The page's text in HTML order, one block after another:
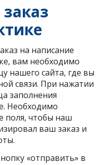
на написание
вам необходимо
нашего сайта, где вы
связи. При нажатии
заполнения
Необходимо
поля, чтобы наш
ваш заказ и
«отправить» в